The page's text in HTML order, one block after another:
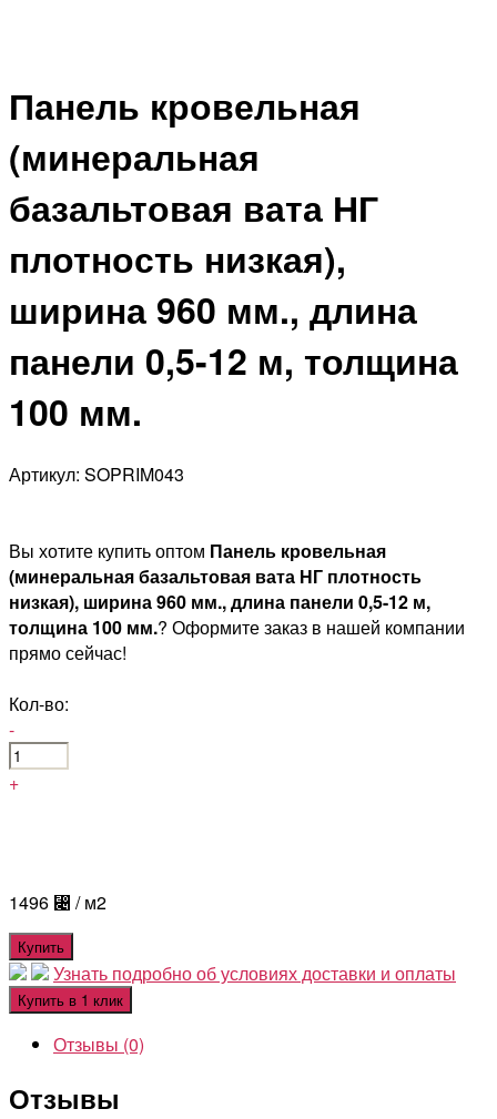
Панель кровельная
(минеральная
базальтовая вата НГ
плотность низкая),
ширина 960 мм., длина
панели 0,5-12 м, толщина
100 мм.
Артикул: SOPRIM043
Вы хотите купить оптом Панель кровельная
(минеральная базальтовая вата НГ плотность
низкая), ширина 960 мм., длина панели 0,5-12 м,
толщина 100 мм.? Оформите заказ в нашей компании
прямо сейчас!
Кол-во:
-
+
1496 ⃄ / м2
Купить
Узнать подробно об условиях доставки и оплаты
Купить в 1 клик
Отзывы (0)
Отзывы